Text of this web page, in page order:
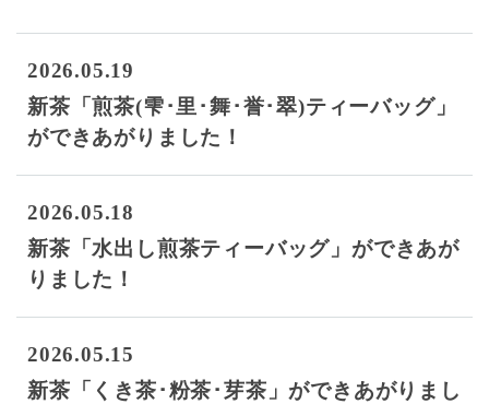
2026.05.19
新茶「煎茶(雫･里･舞･誉･翠)ティーバッグ」
ができあがりました！
2026.05.18
新茶「水出し煎茶ティーバッグ」ができあが
りました！
2026.05.15
新茶「くき茶･粉茶･芽茶」ができあがりまし